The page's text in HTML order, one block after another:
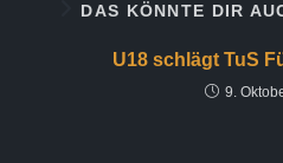
DAS KÖNNTE DIR
U18 schlägt TuS
9.